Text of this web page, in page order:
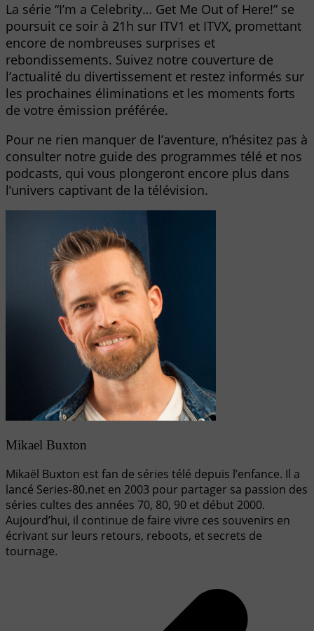
La série “I’m a Celebrity… Get Me Out of Here!” se
poursuit ce soir à 21h sur ITV1 et ITVX, promettant
encore de nombreuses surprises et
rebondissements. Suivez notre couverture de
l’actualité du divertissement et restez informés sur
les prochaines éliminations et les moments forts
de votre émission préférée.
Pour ne rien manquer de l’aventure, n’hésitez pas à
consulter notre guide des programmes télé et nos
podcasts, qui vous plongeront encore plus dans
l’univers captivant de la télévision.
Mikael Buxton
Mikaël Buxton est fan de séries télé depuis l’enfance. Il a
lancé Series-80.net en 2003 pour partager sa passion des
séries cultes des années 70, 80, 90 et début 2000.
Aujourd’hui, il continue de faire vivre ces souvenirs en
écrivant sur leurs retours, reboots, et secrets de
tournage.